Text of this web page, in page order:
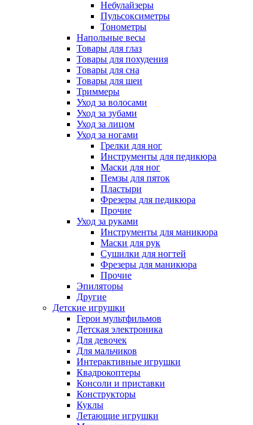
Небулайзеры
Пульсоксиметры
Тонометры
Напольные весы
Товары для глаз
Товары для похудения
Товары для сна
Товары для шеи
Триммеры
Уход за волосами
Уход за зубами
Уход за лицом
Уход за ногами
Грелки для ног
Инструменты для педикюра
Маски для ног
Пемзы для пяток
Пластыри
Фрезеры для педикюра
Прочие
Уход за руками
Инструменты для маникюра
Маски для рук
Сушилки для ногтей
Фрезеры для маникюра
Прочие
Эпиляторы
Другие
Детские игрушки
Герои мультфильмов
Детская электроника
Для девочек
Для мальчиков
Интерактивные игрушки
Квадрокоптеры
Консоли и приставки
Конструкторы
Куклы
Летающие игрушки